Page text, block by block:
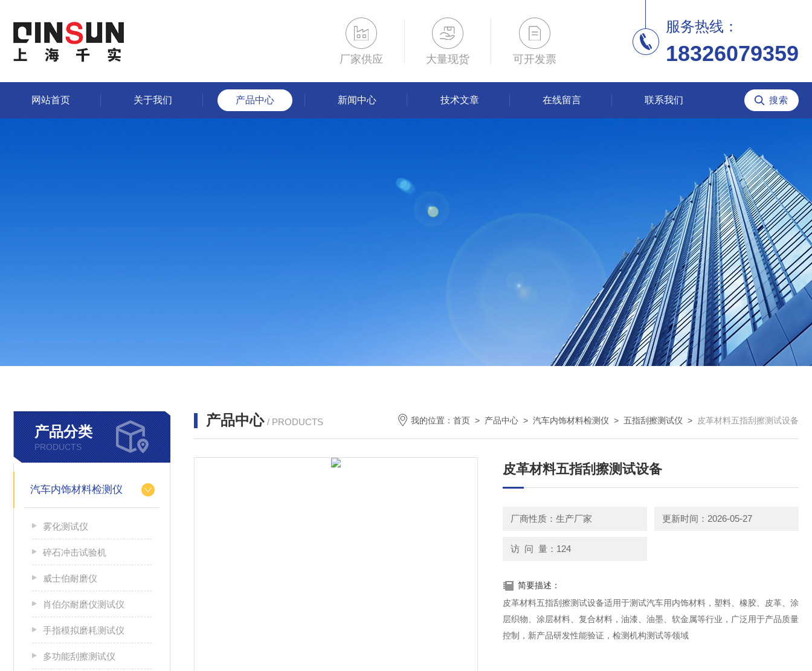
厂家供应 大量现货 可开发票
服务热线：
18326079359
网站首页 关于我们 产品中心 新闻中心 技术文章 在线留言 联系我们
产品分类
PRODUCTS
汽车内饰材料检测仪
雾化测试仪
碎石冲击试验机
威士伯耐磨仪
肖伯尔耐磨仪测试仪
手指模拟磨耗测试仪
多功能刮擦测试仪
产品中心 / PRODUCTS 我的位置： 首页 > 产品中心 > 汽车内饰材料检测仪 > 五指刮擦测试仪 > 皮革材料五指刮擦测试设备
皮革材料五指刮擦测试设备
厂商性质：生产厂家 更新时间：2026-05-27
访 问 量：124
简要描述：
皮革材料五指刮擦测试设备适用于测试汽车用内饰材料，塑料、橡胶、皮革、涂
层织物、涂层材料、复合材料，油漆、油墨、软金属等行业，广泛用于产品质量
控制，新产品研发性能验证，检测机构测试等领域